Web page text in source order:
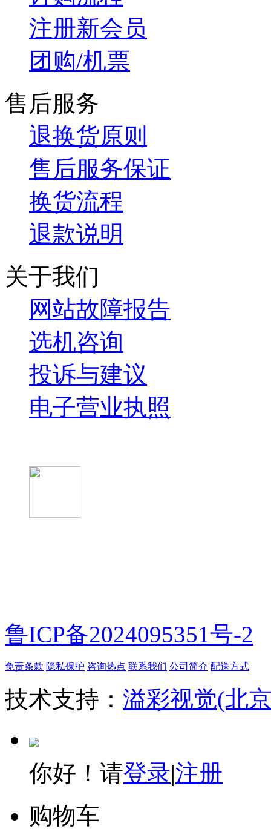
注册新会员
团购/机票
售后服务
退换货原则
售后服务保证
换货流程
退款说明
关于我们
网站故障报告
选机咨询
投诉与建议
电子营业执照
鲁ICP备2024095351号-2
免责条款 隐私保护 咨询热点 联系我们 公司简介 配送方式
技术支持： 溢彩视觉(北
你好！请登录|注册
购物车